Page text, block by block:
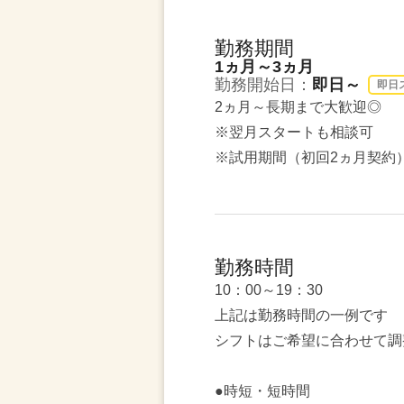
勤務期間
1ヵ月～3ヵ月
勤務開始日： 即日～ 即日
2ヵ月～長期まで大歓迎◎
※翌月スタートも相談可
※試用期間（初回2ヵ月契約）
勤務時間
10：00～19：30
上記は勤務時間の一例です
シフトはご希望に合わせて調
●時短・短時間